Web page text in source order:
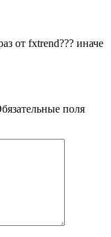
от fxtrend??? иначе
поля